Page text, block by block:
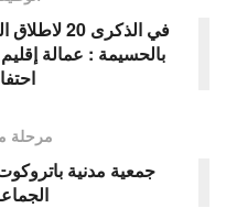
في الذكرى
بالحسيمة : عمالة
مرحلة
جمعية مدنية